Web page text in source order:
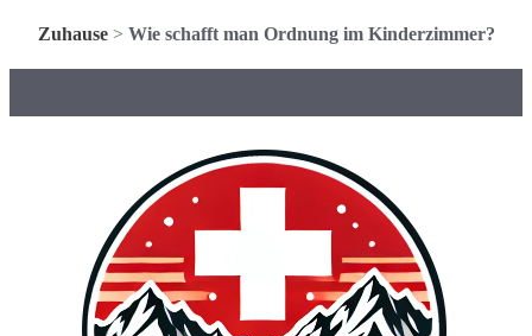
Zuhause> Wie schafft man Ordnung im Kinderzimmer?